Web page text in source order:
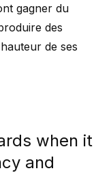
gagner du
des
de ses
when it
and